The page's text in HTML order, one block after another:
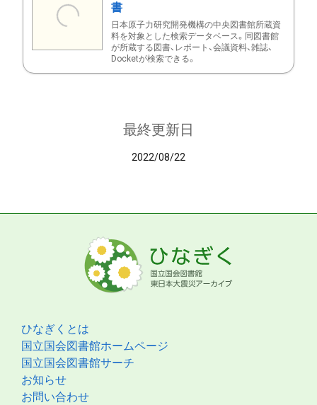
書
日本原子力研究開発機構の中央図書館所蔵資
料を対象とした検索データベース。同図書館
が所蔵する図書、レポート、会議資料、雑誌、
Docketが検索できる。
最終更新日
2022/08/22
ひなぎくとは
国立国会図書館ホームページ
国立国会図書館サーチ
お知らせ
お問い合わせ